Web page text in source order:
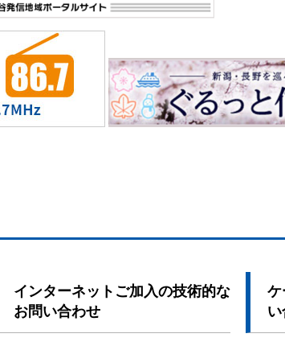
インターネットご加入の技術的な
お問い合わせ
ケ